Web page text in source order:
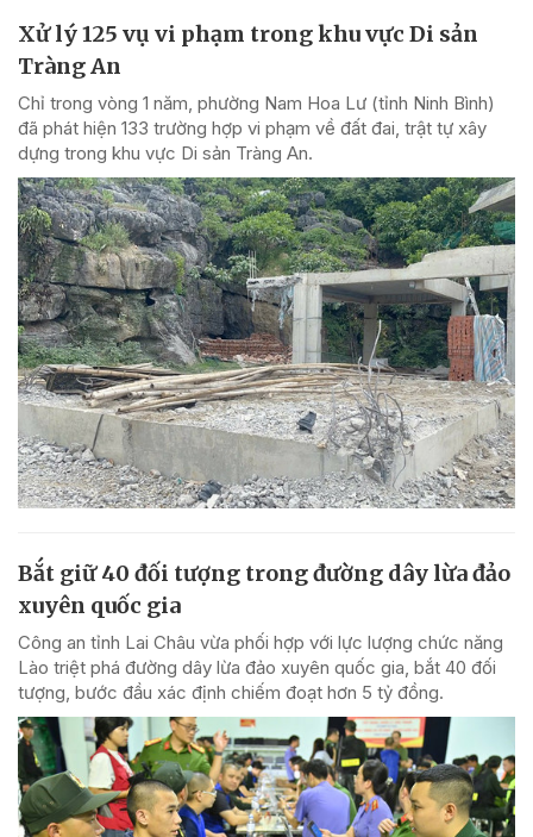
Xử lý 125 vụ vi phạm trong khu vực Di sản
Tràng An
Chỉ trong vòng 1 năm, phường Nam Hoa Lư (tỉnh Ninh Bình)
đã phát hiện 133 trường hợp vi phạm về đất đai, trật tự xây
dựng trong khu vực Di sản Tràng An.
Bắt giữ 40 đối tượng trong đường dây lừa đảo
xuyên quốc gia
Công an tỉnh Lai Châu vừa phối hợp với lực lượng chức năng
Lào triệt phá đường dây lừa đảo xuyên quốc gia, bắt 40 đối
tượng, bước đầu xác định chiếm đoạt hơn 5 tỷ đồng.